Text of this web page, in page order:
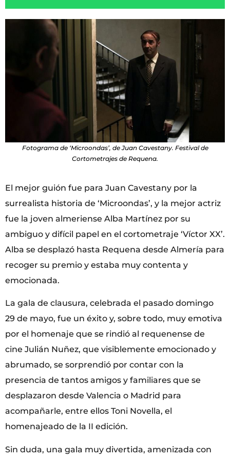
Fotograma de ‘Microondas’, de Juan Cavestany. Festival de
Cortometrajes de Requena.
El mejor guión fue para Juan Cavestany por la
surrealista historia de ‘Microondas’, y la mejor actriz
fue la joven almeriense Alba Martínez por su
ambiguo y difícil papel en el cortometraje ‘Víctor XX’.
Alba se desplazó hasta Requena desde Almería para
recoger su premio y estaba muy contenta y
emocionada.
La gala de clausura, celebrada el pasado domingo
29 de mayo, fue un éxito y, sobre todo, muy emotiva
por el homenaje que se rindió al requenense de
cine Julián Nuñez, que visiblemente emocionado y
abrumado, se sorprendió por contar con la
presencia de tantos amigos y familiares que se
desplazaron desde Valencia o Madrid para
acompañarle, entre ellos Toni Novella, el
homenajeado de la II edición.
Sin duda, una gala muy divertida, amenizada con